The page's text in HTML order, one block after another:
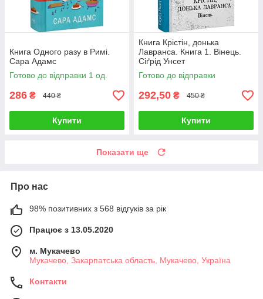
Книга Одного разу в Римі.
Сара Адамс
Готово до відправки 1 од.
286 ₴ 440 ₴
Купити
Книга Крістін, донька
Лавранса. Книга 1. Вінець.
Сіґрід Унсет
Готово до відправки
292,50 ₴ 450 ₴
Купити
Показати ще
Про нас
98% позитивних з 568 відгуків за рік
Працює з 13.05.2020
м. Мукачево
Мукачево, Закарпатська область, Мукачево, Україна
Контакти